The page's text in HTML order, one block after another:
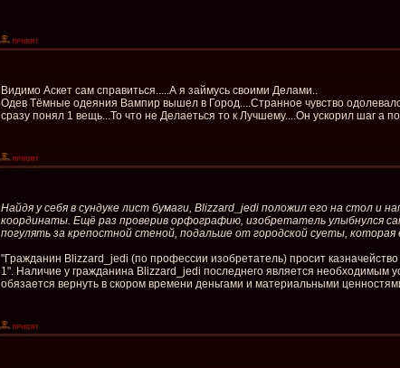
Видимо Аскет сам справиться.....А я займусь своими Делами..
Одев Тёмные одеяния Вампир вышел в Город....Странное чувство
сразу понял 1 вещь...То что не Делаеться то к Лучшему....Он ускорил шаг а
Найдя у себя в сундуке лист бумаги, Blizzard_jedi положил его на стол и
координаты. Ещё раз проверив орфографию, изобретатель улыбнулся
погулять за крепостной стеной, подальше от городской суеты, которая
"Гражданин Blizzard_jedi (по профессии изобретатель) просит
1". Наличие у гражданина Blizzard_jedi последнего является
обязается вернуть в скором времени деньгами и материальными